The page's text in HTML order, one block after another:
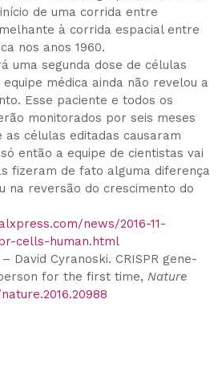
de uma corrida entre
à corrida espacial entre
nos anos 1960.
uma segunda dose de células
médica ainda não revelou a
Esse paciente e todos os
monitorados por seis meses
células editadas causaram
então a equipe de cientistas vai
fizeram de fato alguma diferença
na reversão do crescimento do
news/2016-11-
cells-human.html
– David Cyranoski. CRISPR gene-
for the first time, Nature
nature.2016.20988